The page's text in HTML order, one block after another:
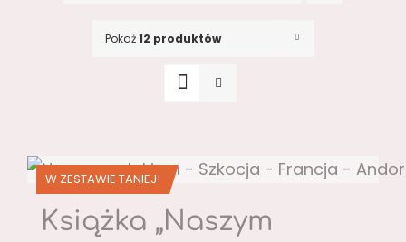
Pokaż12 produktów
W ZESTAWIE TANIEJ!
Książka „Naszym